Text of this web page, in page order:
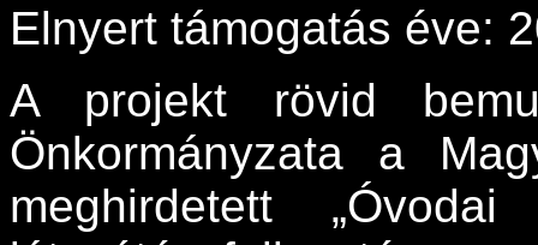
Elnyert támogatás éve:
A projekt rövid
Önkormányzata a
meghirdetett